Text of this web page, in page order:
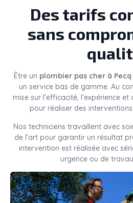
Des tarifs
sans
Être un plombier pas cher à Pecq
un service bas de gamme. Au
mise sur l’efficacité, l’expérience
pour réaliser des
Nos techniciens travaillent avec
de l’art pour garantir un résultat
intervention est réalisée avec
urgence ou de